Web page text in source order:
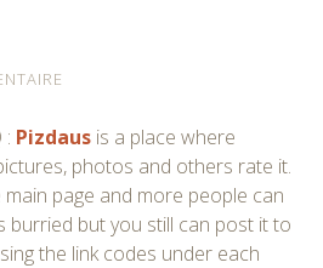
: Pizdaus is a place where
photos and others rate it.
main page and more people can
burried but you still can post it to
the link codes under each